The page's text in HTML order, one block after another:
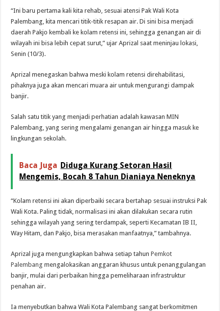
“Ini baru pertama kali kita rehab, sesuai atensi Pak Wali Kota
Palembang, kita mencari titik-titik resapan air. Di sini bisa menjadi
daerah Pakjo kembali ke kolam retensi ini, sehingga genangan air di
wilayah ini bisa lebih cepat surut,” ujar Aprizal saat meninjau lokasi,
Senin (10/3).
Aprizal menegaskan bahwa meski kolam retensi direhabilitasi,
pihaknya juga akan mencari muara air untuk mengurangi dampak
banjir.
Salah satu titik yang menjadi perhatian adalah kawasan MIN
Palembang, yang sering mengalami genangan air hingga masuk ke
lingkungan sekolah.
Baca Juga Diduga Kurang Setoran Hasil
Mengemis, Bocah 8 Tahun Dianiaya Neneknya
“Kolam retensi ini akan diperbaiki secara bertahap sesuai instruksi Pak
Wali Kota. Paling tidak, normalisasi ini akan dilakukan secara rutin
sehingga wilayah yang sering terdampak, seperti Kecamatan IB II,
Way Hitam, dan Pakjo, bisa merasakan manfaatnya,” tambahnya.
Aprizal juga mengungkapkan bahwa setiap tahunPemkot
Palembang mengalokasikan anggaran khusus untuk penanggulangan
banjir, mulai dari perbaikan hingga pemeliharaan infrastruktur
penahan air.
Ia menyebutkan bahwa Wali Kota Palembang sangat berkomitmen